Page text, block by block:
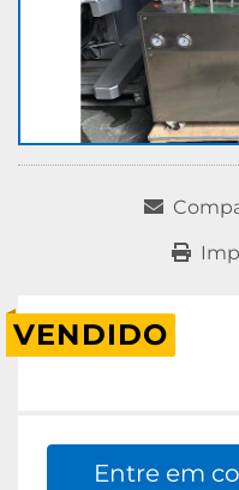
VENDIDO
Entre em